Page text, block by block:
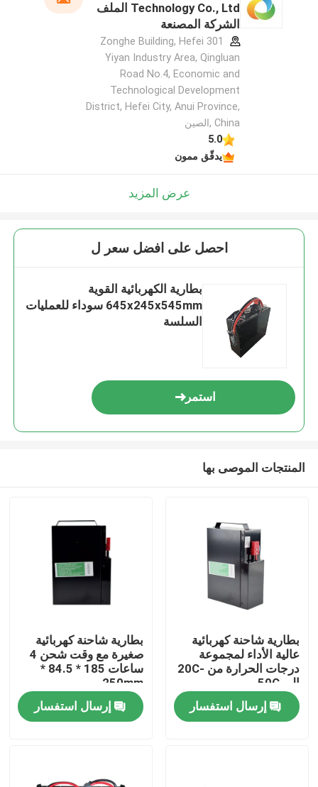
Technology Co., Ltd الملف
الشركة المصنعة
301 Zonghe Building, Hefei
Yiyan Industry Area, Qingluan
Road No.4, Economic and
Technological Development
District, Hefei City, Anui Province,
China ,الصين
5.0
يدقّق ممون
عرض المزيد
احصل على افضل سعر ل
بطارية الكهربائية القوية
645x245x545mm سوداء للعمليات
السلسة
استمر
المنتجات الموصى بها
بطارية شاحنة كهربائية
عالية الأداء لمجموعة
درجات الحرارة من -20C
إلى 50C
إرسال استفسار
بطارية شاحنة كهربائية
صغيرة مع وقت شحن 4
ساعات 185 * 84.5 *
250mm
إرسال استفسار